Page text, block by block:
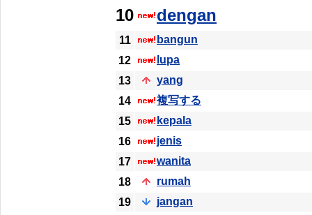
10
dengan
11
bangun
12
lupa
13
yang
14
複写する
15
kepala
16
jenis
17
wanita
18
rumah
19
jangan